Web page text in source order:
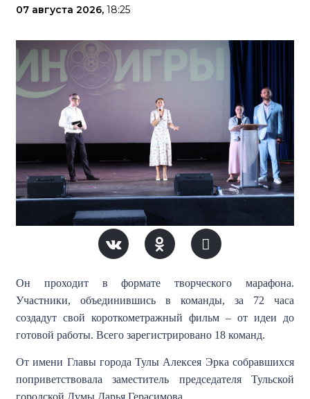
07 августа 2026, 18:25
Он проходит в формате творческого марафона.
Участники, объединившись в команды, за 72 часа
создадут свой короткометражный фильм – от идеи до
готовой работы. Всего зарегистрировано 18 команд.
От имени Главы города Тулы Алексея Эрка собравшихся
поприветствовала заместитель председателя Тульской